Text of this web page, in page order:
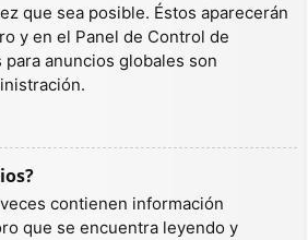
que sea posible. Éstos aparecerán
y en el Panel de Control de
anuncios globales son
contienen información
que se encuentra leyendo y